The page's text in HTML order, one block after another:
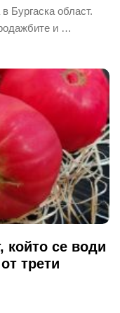
Бургаска област.
и …
който се води
трети